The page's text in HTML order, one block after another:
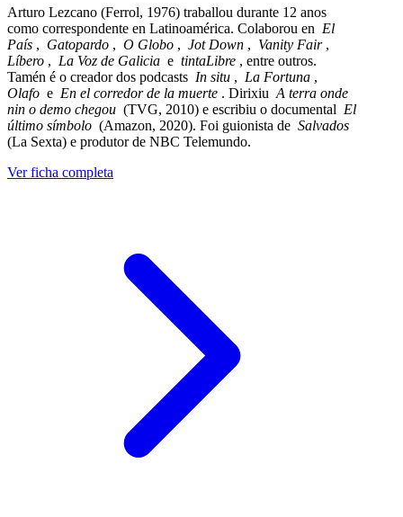
Arturo Lezcano (Ferrol, 1976) traballou durante 12 anos
como correspondente en Latinoamérica. Colaborou en El
País , Gatopardo , O Globo , Jot Down , Vanity Fair,
Líbero , La Voz de Galicia e tintaLibre , entre outros.
Tamén é o creador dos podcasts In situ , La Fortuna ,
Olafo e En el corredor de la muerte . Dirixiu A terra onde
nin o demo chegou (TVG, 2010) e escribiu o documental El
último símbolo (Amazon, 2020). Foi guionista de Salvados
(La Sexta) e produtor de NBC Telemundo.
Ver ficha completa